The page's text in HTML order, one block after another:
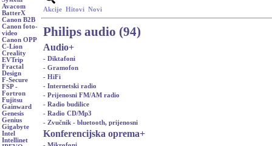
Avacom
BatterX
Canon B2B
Canon foto-
video
Canon OPP
C-Lion
Creality
EVTrip
Fractal
Design
F-Secure
FSP -
Fortron
Fujitsu
Gainward
Genesis
Genius
Gigabyte
Intel
Intellinet
Akcije Hitovi Novi
Philips audio (94)
Audio+
- Diktafoni
- Gramofon
- HiFi
- Internetski radio
- Prijenosni FM/AM radio
- Radio budilice
- Radio CD/Mp3
- Zvučnik - bluetooth, prijenosni
Konferencijska oprema+